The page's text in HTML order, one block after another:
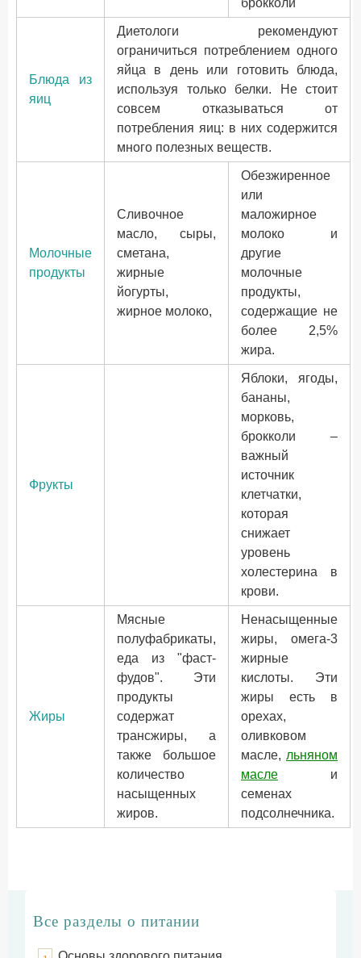
брокколи
Блюда из
яиц
Диетологи рекомендуют
ограничиться потреблением одного
яйца в день или готовить блюда,
используя только белки. Не стоит
совсем отказываться от
потребления яиц: в них содержится
много полезных веществ.
Молочные
продукты
Сливочное
масло, сыры,
сметана,
жирные
йогурты,
жирное молоко,
Обезжиренное
или
маложирное
молоко и
другие
молочные
продукты,
содержащие не
более 2,5%
жира.
Фрукты
Яблоки, ягоды,
бананы,
морковь,
брокколи –
важный
источник
клетчатки,
которая
снижает
уровень
холестерина в
крови.
Жиры
Мясные
полуфабрикаты,
еда из "фаст-
фудов". Эти
продукты
содержат
трансжиры, а
также большое
количество
насыщенных
жиров.
Ненасыщенные
жиры, омега-3
жирные
кислоты. Эти
жиры есть в
орехах,
оливковом
масле, льняном
масле и
семенах
подсолнечника.
Все разделы о питании